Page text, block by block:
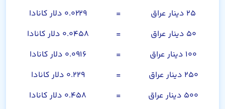
۲۵ دینار عراق
=
۰.۰۲۲۹ دلار کانادا
۵۰ دینار عراق
=
۰.۰۴۵۸ دلار کانادا
۱۰۰ دینار عراق
=
۰.۰۹۱۶ دلار کانادا
۲۵۰ دینار عراق
=
۰.۲۲۹ دلار کانادا
۵۰۰ دینار عراق
=
۰.۴۵۸ دلار کانادا